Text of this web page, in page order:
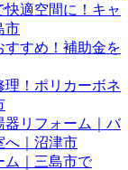
快適空間に！キャ
市
すめ！補助金を
！ポリカーボネ
器リフォーム｜バ
へ｜沼津市
ム｜三島市で